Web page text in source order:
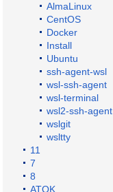
AlmaLinux
CentOS
Docker
Install
Ubuntu
ssh-agent-wsl
wsl-ssh-agent
wsl-terminal
wsl2-ssh-agent
wslgit
wsltty
11
7
8
ATOK